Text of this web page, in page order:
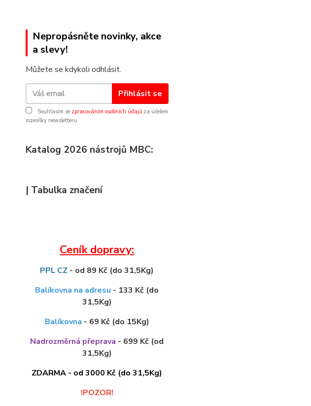
Nepropásněte novinky, akce
a slevy!
Můžete se kdykoli odhlásit.
Přihlásit se
Souhlasím se zpracováním osobních údajů za účelem
rozesílky newsletteru.
Katalog 2026 nástrojů MBC:
| Tabulka značení
Ceník dopravy:
PPL CZ - od 89 Kč (do 31,5Kg)
Balíkovna na adresu - 133 Kč (do
31,5Kg)
Balíkovna - 69 Kč (do 15Kg)
Nadrozměrná přeprava - 699 Kč (od
31,5Kg)
ZDARMA - od 3000 Kč (do 31,5Kg)
!POZOR!